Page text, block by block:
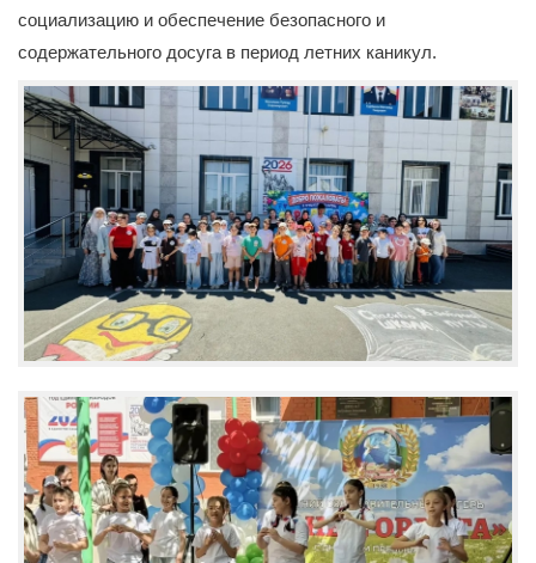
социализацию и обеспечение безопасного и
содержательного досуга в период летних каникул.